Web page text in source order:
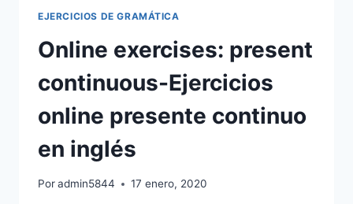
EXPRESIONES
VOCABULARIO
PARA
EN
RESTAURANTE-
DIALOGUE
AT
RESTAURANT
EJERCICIOS DE GRAMÁTICA
Online exercises: present
continuous-Ejercicios
online presente continuo
en inglés
Poradmin5844 17 enero, 2020